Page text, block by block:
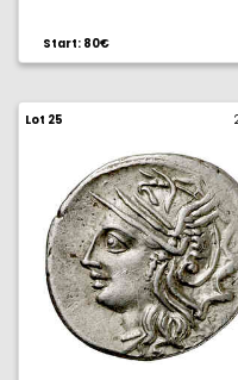
Start: 80€
Lot 25